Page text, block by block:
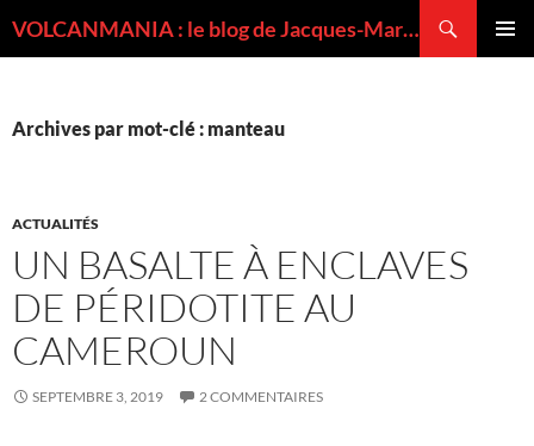
VOLCANMANIA : le blog de Jacques-Marie BARDINTZEFF, volcanologue
Archives par mot-clé : manteau
ACTUALITÉS
UN BASALTE À ENCLAVES
DE PÉRIDOTITE AU
CAMEROUN
SEPTEMBRE 3, 2019 2 COMMENTAIRES